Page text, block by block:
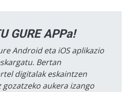
GURE APPa!
Android eta iOS aplikazio
Bertan
digitalak eskaintzen
aukera izango